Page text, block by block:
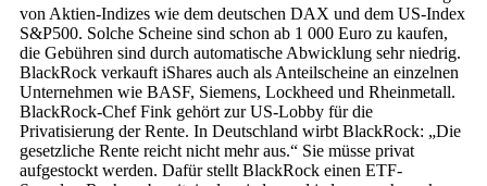
von Aktien-Indizes wie dem deutschen DAX und dem US-Index
S&P500. Solche Scheine sind schon ab 1 000 Euro zu kaufen,
die Gebühren sind durch automatische Abwicklung sehr niedrig.
BlackRock verkauft iShares auch als Anteilscheine an einzelnen
Unternehmen wie BASF, Siemens, Lockheed und Rheinmetall.
BlackRock-Chef Fink gehört zur US-Lobby für die
Privatisierung der Rente. In Deutschland wirbt BlackRock: „Die
gesetzliche Rente reicht nicht mehr aus.“ Sie müsse privat
aufgestockt werden. Dafür stellt BlackRock einen ETF-